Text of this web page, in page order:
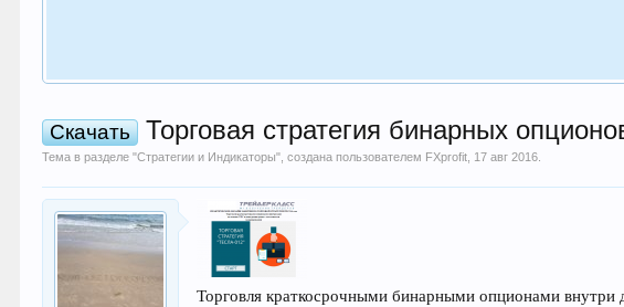
Скачать Торговая стратегия бинарных
Тема в разделе "Стратегии и Индикаторы", создана пользователем FXprofit 17 авг 2016
Торговля краткосрочными бинарными опционами внутри